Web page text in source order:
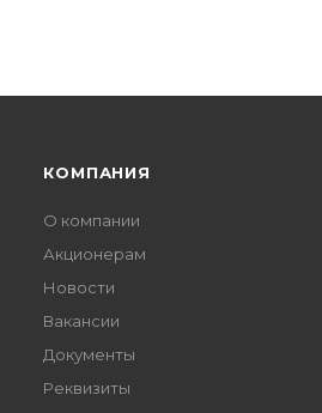
КОМПАНИЯ
О компании
Акционерам
Новости
Вакансии
Документы
Реквизиты